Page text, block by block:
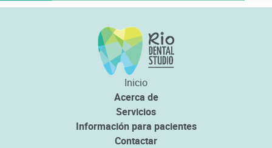
Inicio
Acerca de
Servicios
Información para pacientes
Contactar